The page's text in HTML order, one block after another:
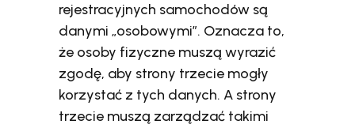
rejestracyjnych samochodów są
danymi „osobowymi”. Oznacza to,
że osoby fizyczne muszą wyrazić
zgodę, aby strony trzecie mogły
korzystać z tych danych. A strony
trzecie muszą zarządzać takimi